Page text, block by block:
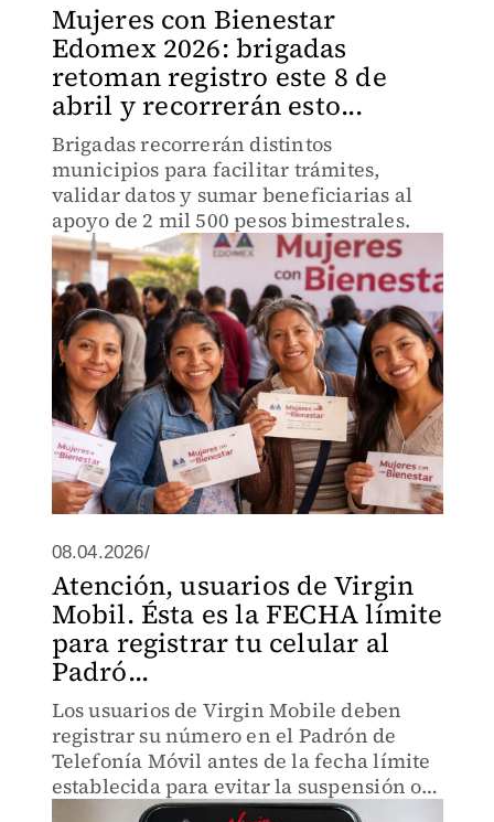
Mujeres con Bienestar
Edomex 2026: brigadas
retoman registro este 8 de
abril y recorrerán esto...
Brigadas recorrerán distintos
municipios para facilitar trámites,
validar datos y sumar beneficiarias al
apoyo de 2 mil 500 pesos bimestrales.
08.04.2026/
Atención, usuarios de Virgin
Mobil. Ésta es la FECHA límite
para registrar tu celular al
Padró...
Los usuarios de Virgin Mobile deben
registrar su número en el Padrón de
Telefonía Móvil antes de la fecha límite
establecida para evitar la suspensión o
cancelación del servicio.